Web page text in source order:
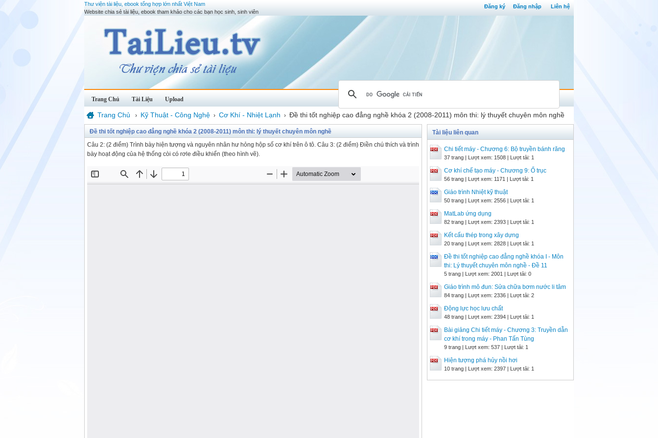
Đăng ký Đăng nhập Liên hệ
Thư viện tài liệu, ebook tổng hợp lớn nhất Việt Nam
Website chia sẻ tài liệu, ebook tham khảo cho các bạn học sinh, sinh viên
Trang Chủ Tài Liệu Upload
Trang Chủ › Kỹ Thuật - Công Nghệ › Cơ Khí - Nhiệt Lạnh › Đề thi tốt nghiệp cao đẳng nghề khóa 2 (2008-2011) môn thi: lý thuyết chuyên môn nghề
Đề thi tốt nghiệp cao đẳng nghề khóa 2 (2008-2011) môn thi: lý thuyết chuyên môn nghề
Câu 2: (2 điểm) Trình bày hiện tượng và nguyên nhân hư hỏng hộp số cơ khí trên ô tô. Câu 3: (2 điểm) Điền chú thích và trình
bày hoạt động của hệ thống còi có rơle điều khiển (theo hình vẽ).
Tài liệu liên quan
Chi tiết máy - Chương 6: Bộ truyền bánh răng
37 trang | Lượt xem: 1508 | Lượt tải: 1
Cơ khí chế tạo máy - Chương 9: Ổ trục
56 trang | Lượt xem: 1171 | Lượt tải: 1
Giáo trình Nhiệt kỹ thuật
50 trang | Lượt xem: 2556 | Lượt tải: 1
MatLab ứng dụng
82 trang | Lượt xem: 2393 | Lượt tải: 1
Kết cấu thép trong xây dựng
20 trang | Lượt xem: 2828 | Lượt tải: 1
Đề thi tốt nghiệp cao đẳng nghề khóa I - Môn
thi: Lý thuyết chuyên môn nghề - Đề 11
5 trang | Lượt xem: 2001 | Lượt tải: 0
Giáo trình mô đun: Sửa chữa bơm nước li tâm
84 trang | Lượt xem: 2336 | Lượt tải: 2
Động lực học lưu chất
48 trang | Lượt xem: 2394 | Lượt tải: 1
Bài giảng Chi tiết máy - Chương 3: Truyền dẫn
cơ khí trong máy - Phan Tấn Tùng
9 trang | Lượt xem: 537 | Lượt tải: 1
Hiện tượng phá hủy nồi hơi
10 trang | Lượt xem: 2397 | Lượt tải: 1